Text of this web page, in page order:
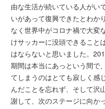
由な生活が続いている人がい
いがあって復興できたとわか
なく世界中がコロナ禍で大変
けサッカーに没頭できること
はならないと思いました。
期間は本当にあっという間で
てしまうのはとても寂しく感
んだことを忘れず、そして沢
謝して、次のステージに向か